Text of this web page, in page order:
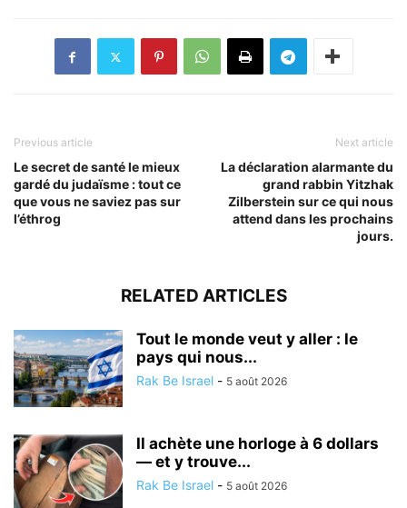
Previous article
Le secret de santé le mieux
gardé du judaïsme : tout ce
que vous ne saviez pas sur
l’éthrog
Next article
La déclaration alarmante du
grand rabbin Yitzhak
Zilberstein sur ce qui nous
attend dans les prochains
jours.
RELATED ARTICLES
Tout le monde veut y aller : le
pays qui nous...
Rak Be Israel - 5 août 2026
Il achète une horloge à 6 dollars
— et y trouve...
Rak Be Israel - 5 août 2026